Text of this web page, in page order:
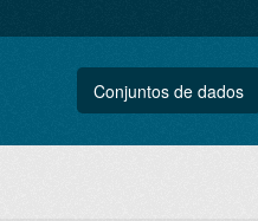
Conjuntos de dados